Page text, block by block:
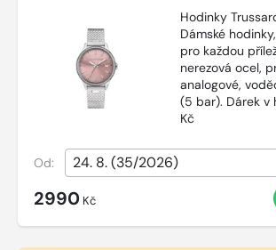
Hodinky
Dámské
pro každou
nerezová ocel,
analogové,
(5 bar). Dárek
Kč
Od:
2990 Kč